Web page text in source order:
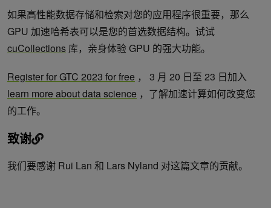
如果高性能数据存储和检索对您的应用程序很重要，那么
GPU 加速哈希表可以是您的首选数据结构。试试
cuCollections 库，亲身体验 GPU 的强大功能。
Register for GTC 2023 for free ， 3 月 20 日至 23 日加入
learn more about data science ，了解加速计算如何改变您
的工作。
致谢
我们要感谢 Rui Lan 和 Lars Nyland 对这篇文章的贡献。